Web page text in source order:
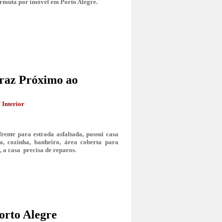
por imóvel em Porto Alegre.
Próximo ao
Interior
para estrada asfaltada, possui casa
cozinha, banheiro, área coberta para
casa precisa de reparos.
Alegre